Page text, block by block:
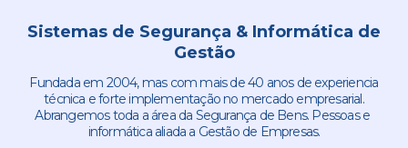
Sistemas de Segurança & Informática de
Gestão
Fundada em 2004, mas com mais de 40 anos de experiencia
técnica e forte implementação no mercado empresarial.
Abrangemos toda a área da Segurança de Bens. Pessoas e
informática aliada a Gestão de Empresas.